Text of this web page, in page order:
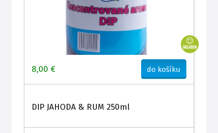
8,00 € do košíku
DIP JAHODA & RUM 250ml